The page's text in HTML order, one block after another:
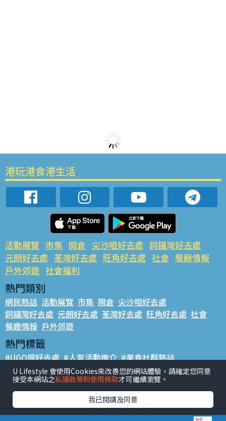
港玩港食港生活
活動展覽 市集 開倉 尖沙咀好去處 銅鑼灣好去處
元朗好去處 荃灣好去處 旺角好去處 社會 餐廳情報
戶外郊遊 社會福利
熱門類別
網民熱話 活動展覽 市集 開倉 尖沙咀好去處
銅鑼灣好去處 元朗好去處 荃灣好去處 旺角好去處 社會
餐廳情報 戶外郊遊
熱門標籤
#UGO搵好去處 #人氣活動推介 #美食社群熱話
#親子玩樂好去處 #ULifestyle應用程式 #限時搶
#UJetso禮物放送 #ULifestyle商戶中心 #著數
香港經濟日報版權所有©2026
U Lifestyle 會使用Cookies來改善您的網站體驗，請確定您同意
接受本網站之私隱政策和使用條款才可繼續瀏覽。
我已閱讀及同意